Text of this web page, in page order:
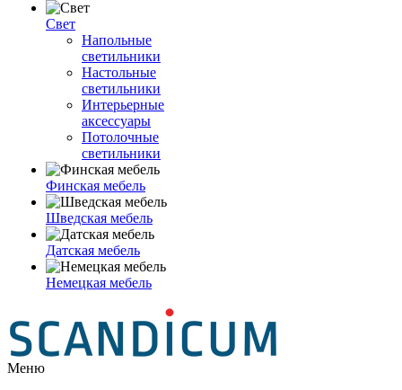
Свет
Напольные
светильники
Настольные
светильники
Интерьерные
аксессуары
Потолочные
светильники
Финская мебель
Шведская мебель
Датская мебель
Немецкая мебель
Меню